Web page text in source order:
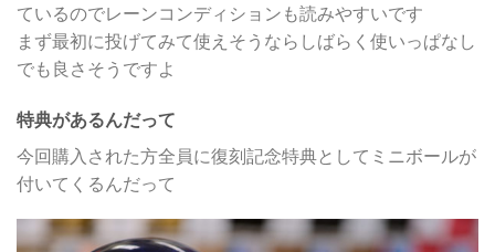
ているのでレーンコンディションも読みやすいです
まず最初に投げてみて使えそうならしばらく使いっぱなし
でも良さそうですよ
特典があるんだって
今回購入された方全員に復刻記念特典としてミニボールが
付いてくるんだって